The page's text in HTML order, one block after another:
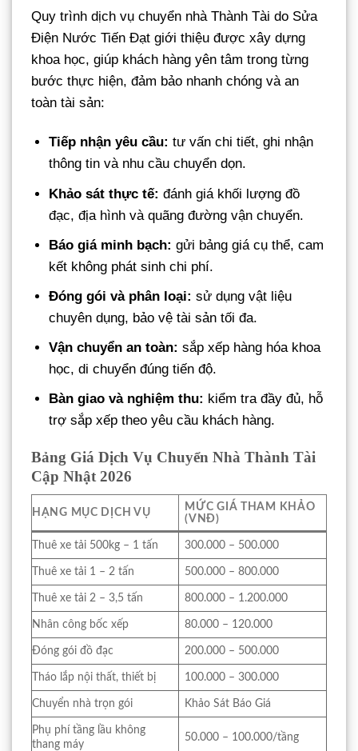
Quy trình dịch vụ chuyển nhà Thành Tài do Sửa
Điện Nước Tiến Đạt giới thiệu được xây dựng
khoa học, giúp khách hàng yên tâm trong từng
bước thực hiện, đảm bảo nhanh chóng và an
toàn tài sản:
Tiếp nhận yêu cầu: tư vấn chi tiết, ghi nhận
thông tin và nhu cầu chuyển dọn.
Khảo sát thực tế: đánh giá khối lượng đồ
đạc, địa hình và quãng đường vận chuyển.
Báo giá minh bạch: gửi bảng giá cụ thể, cam
kết không phát sinh chi phí.
Đóng gói và phân loại: sử dụng vật liệu
chuyên dụng, bảo vệ tài sản tối đa.
Vận chuyển an toàn: sắp xếp hàng hóa khoa
học, di chuyển đúng tiến độ.
Bàn giao và nghiệm thu: kiểm tra đầy đủ, hỗ
trợ sắp xếp theo yêu cầu khách hàng.
Bảng Giá Dịch Vụ Chuyển Nhà Thành Tài
Cập Nhật 2026
HẠNG MỤC DỊCH VỤ
MỨC GIÁ THAM KHẢO
(VNĐ)
Thuê xe tải 500kg – 1 tấn 300.000 – 500.000
Thuê xe tải 1 – 2 tấn 500.000 – 800.000
Thuê xe tải 2 – 3,5 tấn 800.000 – 1.200.000
Nhân công bốc xếp 80.000 – 120.000
Đóng gói đồ đạc 200.000 – 500.000
Tháo lắp nội thất, thiết bị 100.000 – 300.000
Chuyển nhà trọn gói Khảo Sát Báo Giá
Phụ phí tầng lầu không
thang máy
50.000 – 100.000/tầng